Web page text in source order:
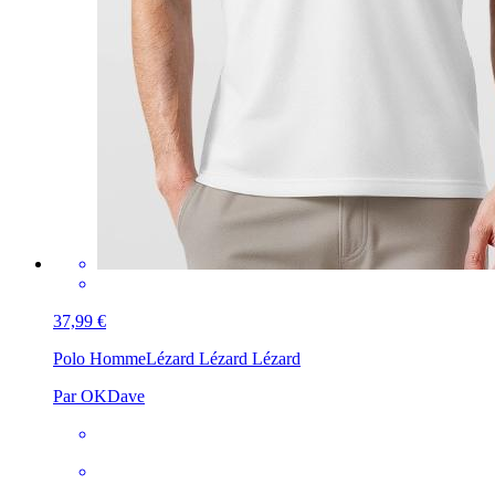
37,99 €
Polo HommeLézard Lézard Lézard
Par OKDave